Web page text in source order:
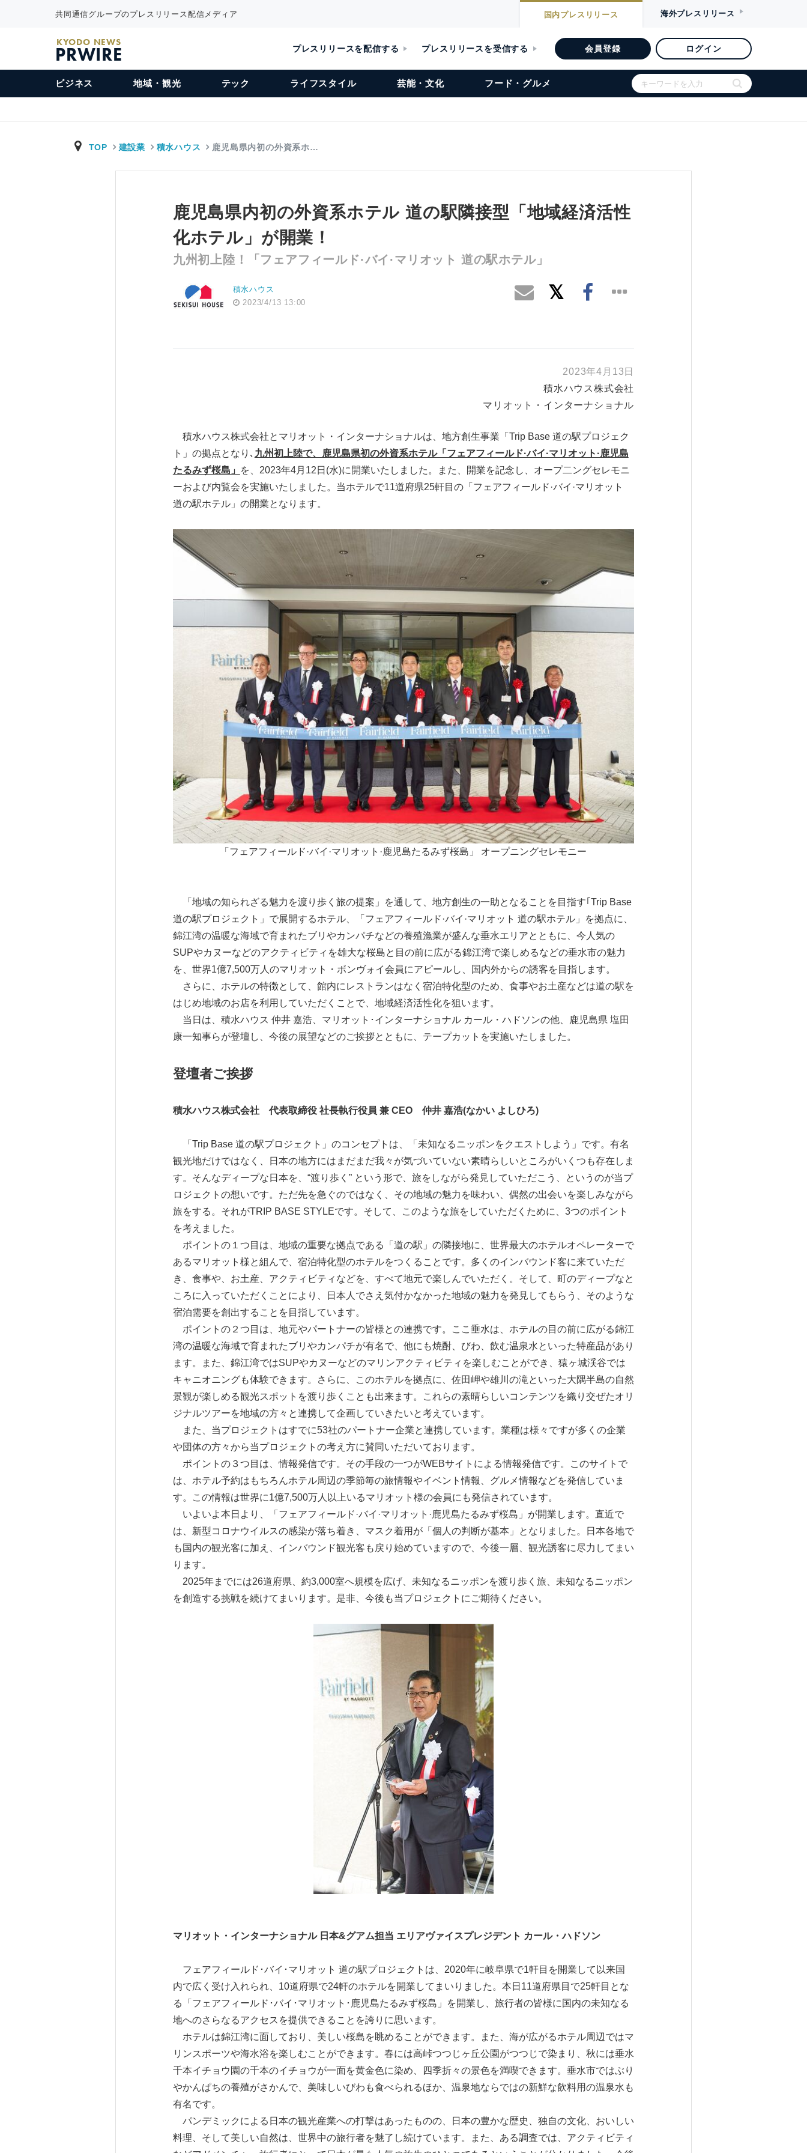
共同通信グループのプレスリリース配信メディア 国内プレスリリース 海外プレスリリース
KYODO NEWS
PRWIRE プレスリリースを配信する プレスリリースを受信する 会員登録 ログイン
ビジネス 地域・観光 テック ライフスタイル 芸能・文化 フード・グルメ
TOP 建設業 積水ハウス 鹿児島県内初の外資系ホ…
鹿児島県内初の外資系ホテル 道の駅隣接型「地域経済活性
化ホテル」が開業！
九州初上陸！「フェアフィールド·バイ·マリオット 道の駅ホテル」
積水ハウス
2023/4/13 13:00
2023年4月13日
積水ハウス株式会社
マリオット・インターナショナル
積水ハウス株式会社とマリオット・インターナショナルは、地方創生事業「Trip Base 道の駅プロジェク
ト」の拠点となり､ 九州初上陸で、鹿児島県初の外資系ホテル「フェアフィールド·バイ·マリオット·鹿児島
たるみず桜島」
を、2023年4月12日(水)に開業いたしました。また、開業を記念し、オープ二ングセレモニ
ーおよび内覧会を実施いたしました。当ホテルで11道府県25軒目の「フェアフィールド·バイ·マリオット
道の駅ホテル」の開業となります。
「フェアフィールド·バイ·マリオット·鹿児島たるみず桜島」 オープニングセレモニー
「地域の知られざる魅力を渡り歩く旅の提案」を通して、地方創生の一助となることを目指す｢Trip Base
道の駅プロジェクト」で展開するホテル、「フェアフィールド·バイ·マリオット 道の駅ホテル」を拠点に、
錦江湾の温暖な海域で育まれたブリやカンパチなどの養殖漁業が盛んな垂水エリアとともに、今人気の
SUPやカヌーなどのアクティビティを雄大な桜島と目の前に広がる錦江湾で楽しめるなどの垂水市の魅力
を、世界1億7,500万人のマリオット・ボンヴォイ会員にアピールし、国内外からの誘客を目指します。
さらに、ホテルの特徴として、館内にレストランはなく宿泊特化型のため、食事やお土産などは道の駅を
はじめ地域のお店を利用していただくことで、地域経済活性化を狙います。
当日は、積水ハウス 仲井 嘉浩、マリオット･インターナショナル カール・ハドソンの他、鹿児島県 塩田
康一知事らが登壇し、今後の展望などのご挨拶とともに、テープカットを実施いたしました。
登壇者ご挨拶
積水ハウス株式会社 代表取締役 社長執行役員 兼 CEO仲井 嘉浩(なかい よしひろ)
「Trip Base 道の駅プロジェクト」のコンセプトは、「未知なるニッポンをクエストしよう」です。有名
観光地だけではなく、日本の地方にはまだまだ我々が気づいていない素晴らしいところがいくつも存在しま
す。そんなディープな日本を、“渡り歩く” という形で、旅をしながら発見していただこう、というのが当プ
ロジェクトの想いです。ただ先を急ぐのではなく、その地域の魅力を味わい、偶然の出会いを楽しみながら
旅をする。それがTRIP BASE STYLEです。そして、このような旅をしていただくために、3つのポイント
を考えました。
ポイントの１つ目は、地域の重要な拠点である「道の駅」の隣接地に、世界最大のホテルオペレーターで
あるマリオット様と組んで、宿泊特化型のホテルをつくることです。多くのインバウンド客に来ていただ
き、食事や、お土産、アクティビティなどを、すべて地元で楽しんでいただく。そして、町のディープなと
ころに入っていただくことにより、日本人でさえ気付かなかった地域の魅力を発見してもらう、そのような
宿泊需要を創出することを目指しています。
ポイントの２つ目は、地元やパートナーの皆様との連携です。ここ垂水は、ホテルの目の前に広がる錦江
湾の温暖な海域で育まれたブリやカンパチが有名で、他にも焼酎、びわ、飲む温泉水といった特産品があり
ます。また、錦江湾ではSUPやカヌーなどのマリンアクティビティを楽しむことができ、猿ヶ城渓谷では
キャニオニングも体験できます。さらに、このホテルを拠点に、佐田岬や雄川の滝といった大隅半島の自然
景観が楽しめる観光スポットを渡り歩くことも出来ます。これらの素晴らしいコンテンツを織り交ぜたオリ
ジナルツアーを地域の方々と連携して企画していきたいと考えています。
また、当プロジェクトはすでに53社のパートナー企業と連携しています。業種は様々ですが多くの企業
や団体の方々から当プロジェクトの考え方に賛同いただいております。
ポイントの３つ目は、情報発信です。その手段の一つがWEBサイトによる情報発信です。このサイトで
は、ホテル予約はもちろんホテル周辺の季節毎の旅情報やイベント情報、グルメ情報などを発信していま
す。この情報は世界に1億7,500万人以上いるマリオット様の会員にも発信されています。
いよいよ本日より、「フェアフィールド·バイ·マリオット·鹿児島たるみず桜島」が開業します。直近で
は、新型コロナウイルスの感染が落ち着き、マスク着用が「個人の判断が基本」となりました。日本各地で
も国内の観光客に加え、インバウンド観光客も戻り始めていますので、今後一層、観光誘客に尽力してまい
ります。
2025年までには26道府県、約3,000室へ規模を広げ、未知なるニッポンを渡り歩く旅、未知なるニッポン
を創造する挑戦を続けてまいります。是非、今後も当プロジェクトにご期待ください。
マリオット・インターナショナル 日本&グアム担当 エリアヴァイスプレジデント カール・ハドソン
フェアフィールド･バイ･マリオット 道の駅プロジェクトは、2020年に岐阜県で1軒目を開業して以来国
内で広く受け入れられ、10道府県で24軒のホテルを開業してまいりました。本日11道府県目で25軒目とな
る「フェアフィールド･バイ･マリオット･鹿児島たるみず桜島」を開業し、旅行者の皆様に国内の未知なる
地へのさらなるアクセスを提供できることを誇りに思います。
ホテルは錦江湾に面しており、美しい桜島を眺めることができます。また、海が広がるホテル周辺ではマ
リンスポーツや海水浴を楽しむことができます。春には高峠つつじヶ丘公園がつつじで染まり、秋には垂水
千本イチョウ園の千本のイチョウが一面を黄金色に染め、四季折々の景色を満喫できます。垂水市ではぶり
やかんぱちの養殖がさかんで、美味しいびわも食べられるほか、温泉地ならではの新鮮な飲料用の温泉水も
有名です。
パンデミックによる日本の観光産業への打撃はあったものの、日本の豊かな歴史、独自の文化、おいしい
料理、そして美しい自然は、世界中の旅行者を魅了し続けています。また、ある調査では、アクティビティ
Japanese
English